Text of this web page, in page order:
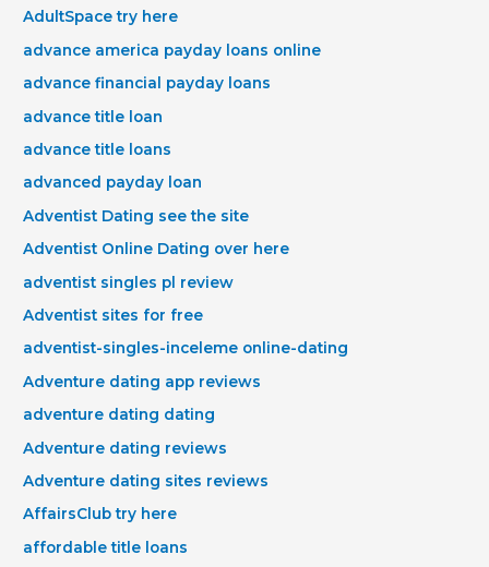
AdultSpace try here
advance america payday loans online
advance financial payday loans
advance title loan
advance title loans
advanced payday loan
Adventist Dating see the site
Adventist Online Dating over here
adventist singles pl review
Adventist sites for free
adventist-singles-inceleme online-dating
Adventure dating app reviews
adventure dating dating
Adventure dating reviews
Adventure dating sites reviews
AffairsClub try here
affordable title loans